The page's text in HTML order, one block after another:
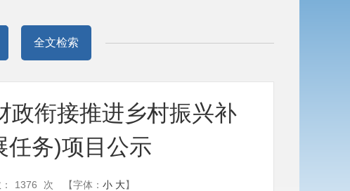
全文检索
政衔接推进乡村振兴补
任务)项目公示
1376 次 【字体： 小 大】